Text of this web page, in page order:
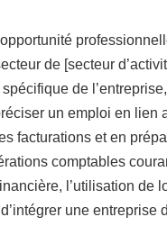
de [secteur
de
un emploi en
facturations et en
comptables
l’utilisation de
une